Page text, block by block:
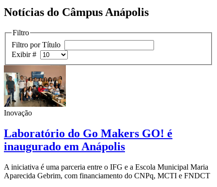
Notícias do Câmpus Anápolis
Filtro
Filtro por Título
Exibir #
Inovação
Laboratório do Go Makers GO! é
inaugurado em Anápolis
A iniciativa é uma parceria entre o IFG e a Escola Municipal Maria
Aparecida Gebrim, com financiamento do CNPq, MCTI e FNDCT